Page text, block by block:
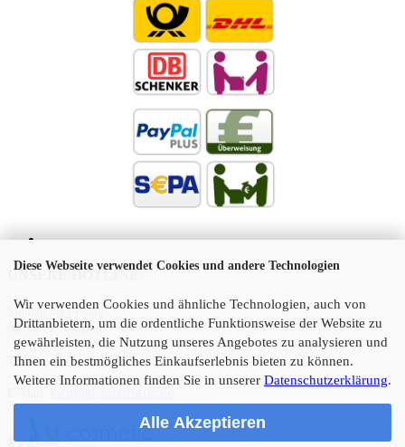
Diese Webseite verwendet Cookies und andere Technologien
Wir verwenden Cookies und ähnliche Technologien, auch von
Drittanbietern, um die ordentliche Funktionsweise der Website zu
gewährleisten, die Nutzung unseres Angebotes zu analysieren und
Ihnen ein bestmögliches Einkaufserlebnis bieten zu können.
Weitere Informationen finden Sie in unserer Datenschutzerklärung.
Alle Akzeptieren
UNSERE HOTLINE
Montag bis Freitag
09:00 - 17:00 Uhr
Telefon:05 21 45 11 10